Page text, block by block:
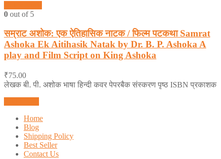
0 out of 5
सम्राट अशोक: एक ऐतिहासिक नाटक / फिल्म पटकथा Samrat
Ashoka Ek Aitihasik Natak by Dr. B. P. Ashoka A
play and Film Script on King Ashoka
₹75.00
लेखक बी. पी. अशोक भाषा हिन्दी कवर पेपरबैक संस्करण पृष्ठ ISBN प्रकाशक
Home
Blog
Shipping Policy
Best Seller
Contact Us